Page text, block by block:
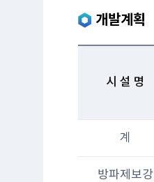
개발계획
시 설 명
계
방파제보강